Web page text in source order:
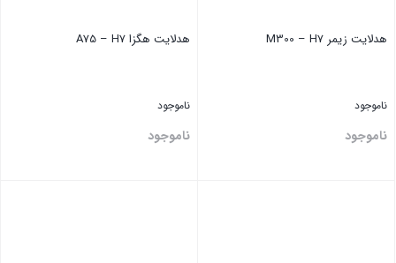
هدلایت ‏زیمر M300 – H7
ناموجود
ناموجود
هدلایت هگزا A75 – H7
ناموجود
ناموجود